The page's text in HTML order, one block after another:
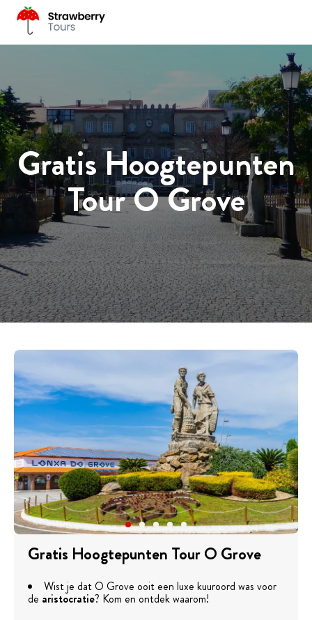
Gratis Hoogtepunten
Tour O Grove
Gratis Hoogtepunten Tour O Grove
Wist je dat O Grove ooit een luxe kuuroord was voor
de aristocratie? Kom en ontdek waarom!